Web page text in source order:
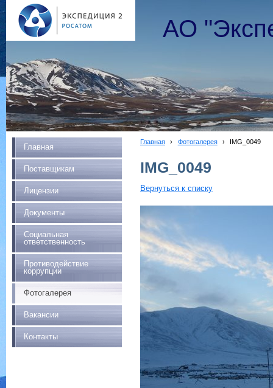
АО
Главная
Поставщикам
Лицензии
Документы
Социальная
ответственность
Противодействие
коррупции
Фотогалерея
Вакансии
Контакты
Главная › Фотогалерея › IMG_0049
IMG_0049
Вернуться к списку